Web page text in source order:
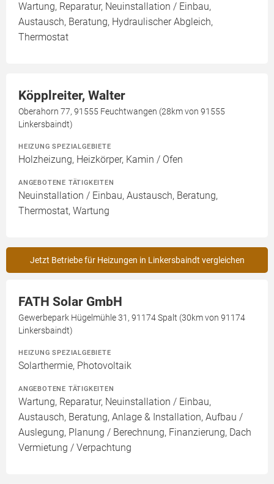
Wartung, Reparatur, Neuinstallation / Einbau,
Austausch, Beratung, Hydraulischer Abgleich,
Thermostat
Köpplreiter, Walter
Oberahorn 77, 91555 Feuchtwangen (28km von 91555
Linkersbaindt)
HEIZUNG SPEZIALGEBIETE
Holzheizung, Heizkörper, Kamin / Ofen
ANGEBOTENE TÄTIGKEITEN
Neuinstallation / Einbau, Austausch, Beratung,
Thermostat, Wartung
Jetzt Betriebe für Heizungen in Linkersbaindt vergleichen
FATH Solar GmbH
Gewerbepark Hügelmühle 31, 91174 Spalt (30km von 91174
Linkersbaindt)
HEIZUNG SPEZIALGEBIETE
Solarthermie, Photovoltaik
ANGEBOTENE TÄTIGKEITEN
Wartung, Reparatur, Neuinstallation / Einbau,
Austausch, Beratung, Anlage & Installation, Aufbau /
Auslegung, Planung / Berechnung, Finanzierung, Dach
Vermietung / Verpachtung